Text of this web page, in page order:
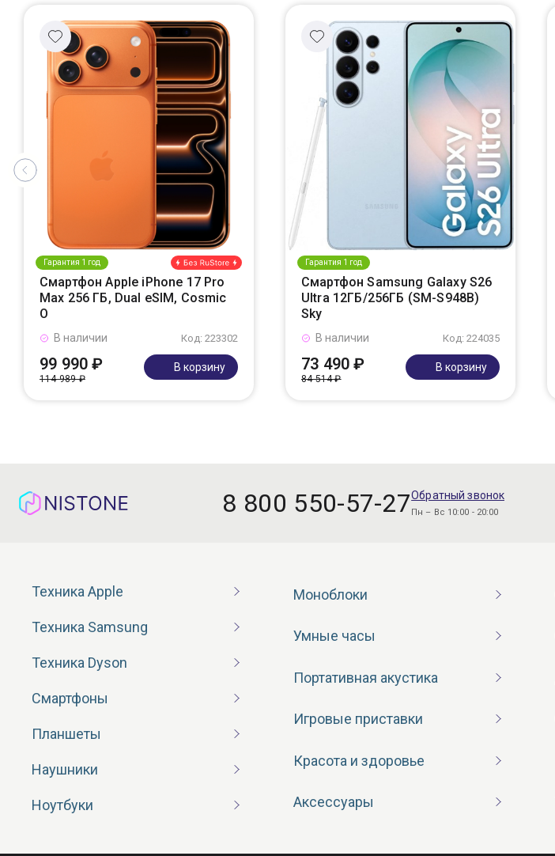
Гарантия 1 год
Смартфон Apple iPhone 17 Pro
Max 256 ГБ, Dual eSIM, Cosmic
O
Код: 223302
В наличии
99 990 ₽
114 989 ₽
В корзину
Гарантия 1 год
Смартфон Samsung Galaxy S26
Ultra 12ГБ/256ГБ (SM-S948B)
Sky
Код: 224035
В наличии
73 490 ₽
84 514 ₽
В корзину
8 800 550-57-27Обратный звонок
Пн – Вс 10:00 - 20:00
Техника Apple
Техника Samsung
Техника Dyson
Смартфоны
Планшеты
Наушники
Ноутбуки
Моноблоки
Умные часы
Портативная акустика
Игровые приставки
Красота и здоровье
Аксессуары